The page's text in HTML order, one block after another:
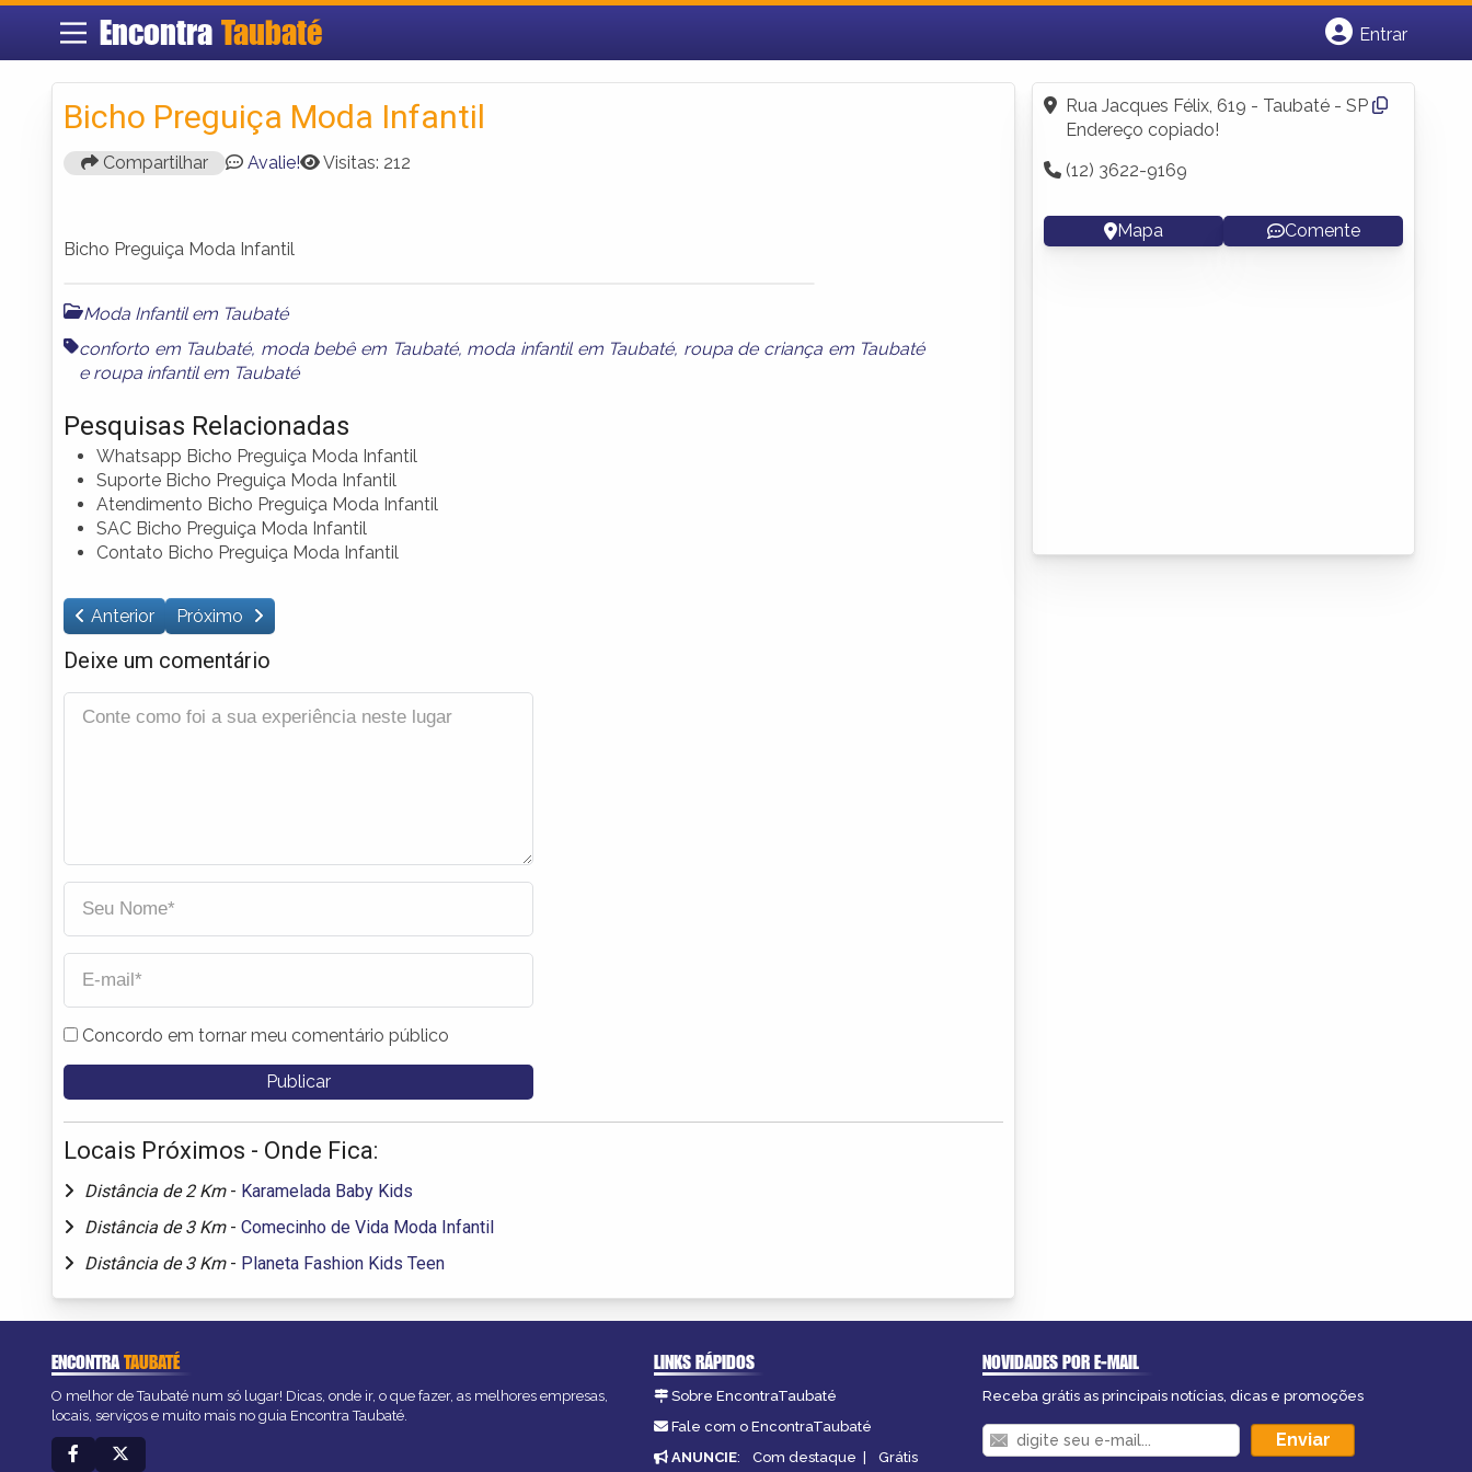
Encontra Taubaté
Entrar
Fazer login
Criar conta
Bicho Preguiça Moda Infantil
Compartilhar Avalie! Visitas: 212
Bicho Preguiça Moda Infantil
Moda Infantil em Taubaté
conforto em Taubaté, moda bebê em Taubaté, moda infantil em Taubaté, roupa de criança em Taubaté
e roupa infantil em Taubaté
Pesquisas Relacionadas
Whatsapp Bicho Preguiça Moda Infantil
Suporte Bicho Preguiça Moda Infantil
Atendimento Bicho Preguiça Moda Infantil
SAC Bicho Preguiça Moda Infantil
Contato Bicho Preguiça Moda Infantil
Anterior Próximo
Deixe um comentário
Concordo em tornar meu comentário público
Locais Próximos - Onde Fica:
Distância de 2 Km - Karamelada Baby Kids
Distância de 3 Km - Comecinho de Vida Moda Infantil
Distância de 3 Km - Planeta Fashion Kids Teen
Rua Jacques Félix, 619 - Taubaté - SP
Endereço copiado!
(12) 3622-9169
Mapa Comente
ENCONTRATAUBATÉ
O melhor de Taubaté num só lugar! Dicas, onde ir, o que fazer, as melhores empresas,
locais, serviços e muito mais no guia Encontra Taubaté.
LINKS RÁPIDOS
Sobre EncontraTaubaté
Fale com o EncontraTaubaté
ANUNCIE: Com destaque | Grátis
NOVIDADES POR E-MAIL
Receba grátis as principais notícias, dicas e promoções